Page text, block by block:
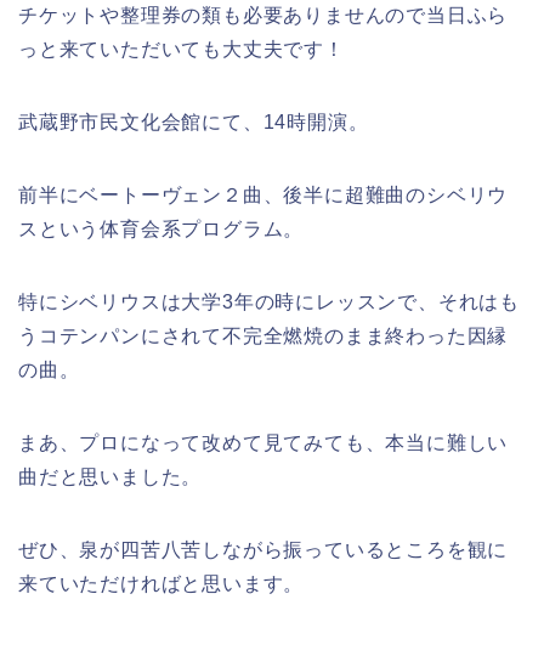
チケットや整理券の類も必要ありませんので当日ふら
っと来ていただいても大丈夫です！
武蔵野市民文化会館にて、14時開演。
前半にベートーヴェン２曲、後半に超難曲のシベリウ
スという体育会系プログラム。
特にシベリウスは大学3年の時にレッスンで、それはも
うコテンパンにされて不完全燃焼のまま終わった因縁
の曲。
まあ、プロになって改めて見てみても、本当に難しい
曲だと思いました。
ぜひ、泉が四苦八苦しながら振っているところを観に
来ていただければと思います。